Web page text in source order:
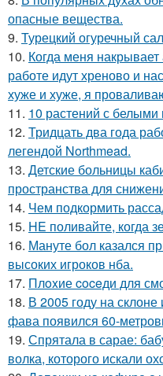
опасные вещества.
9. Турецкий огуречный
10. Когда меня накрывает
работе идут хреново и
хуже и хуже, я
11. 10 растений с белыми
12. Тридцать два года
легендой Northmead.
13. Детские больницы
пространства для
14. Чем подкормить
15. HE поливайте, когда
16. Мануте бол казался
высоких игроков нба.
17. Плoxие coceди для
18. В 2005 году на склоне
фава появился 60-
19. Спрятала в сарае:
волка, которого искали